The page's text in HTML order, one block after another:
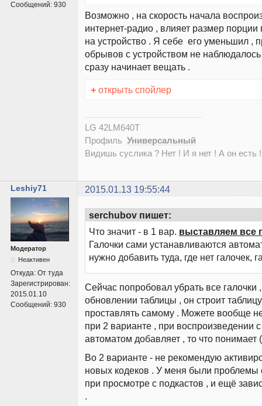
Сообщений: 930
Возможно , на скорость начала
интернет-радио , влияет размер
на устройство . Я себе его уменьшил ,
обрывов с устройством не
сразу начинает вещать .
+ открыть спойлер
LG 42LM640T
Профиль Универсальный
Видишь суслика ? Нет ! И я нет ! А он есть
Leshiy71 2015.01.13 19:55:44
Модератор
Неактивен
Откуда: От туда
Зарегистрирован:
2015.01.10
Сообщений: 930
serchubov пишет:
Что значит - в 1 вар. выставляем все
Галочки сами устанавливаются
нужно добавить туда, где нет галочек,
Сейчас попробовал убрать все галочки
обновлении таблицы , он строит таблицу
проставлять самому . Можете вообще
при 2 варианте , при воспроизведении
автоматом добавляет , то что понимает
Во 2 варианте - не рекомендую
новых кодеков . У меня были проблемы
при просмотре с подкастов , и ещё
.